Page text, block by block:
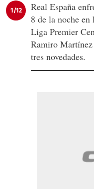
1/12
Real España
8 de la noche
Liga Premier
Ramiro
tres novedades.